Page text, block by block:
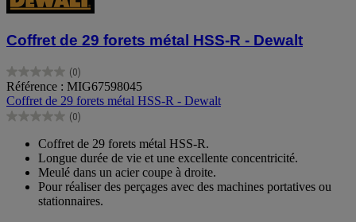
Coffret de 29 forets métal HSS-R - Dewalt
(0)
0.0
sur
5
étoiles.
Référence : MIG67598045
Coffret de 29 forets métal HSS-R - Dewalt
(0)
0.0
étoiles.
Coffret de 29 forets métal HSS-R.
Longue durée de vie et une excellente concentricité.
Meulé dans un acier coupe à droite.
Pour réaliser des perçages avec des machines portatives ou
stationnaires.